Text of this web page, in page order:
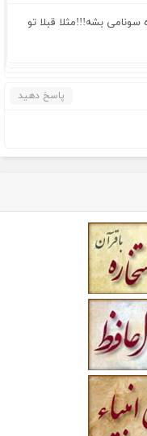
سونامی بشه!!!مثلا قبلا تو
پاسخ دهید